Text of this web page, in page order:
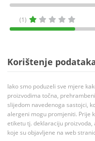
(1)
Korištenje
Iako smo poduzeli sve mjere
proizvodima točna,
slijedom navedenoga sastojci,
alergeni mogu promjeniti. Prije
etiketu tj. deklaraciju
koje su objavljene na web